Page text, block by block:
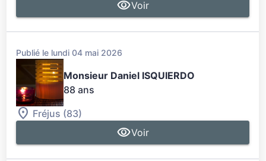
Voir
Publié le lundi 04 mai 2026
Monsieur Daniel ISQUIERDO
88 ans
Fréjus (83)
Voir